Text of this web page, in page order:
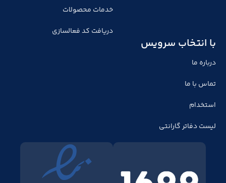
خدمات محصولات
دریافت کد فعالسازی
با انتخاب سرویس
درباره ما
تماس با ما
استخدام
لیست دفاتر گارانتی